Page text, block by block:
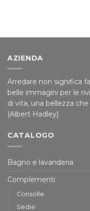
AZIENDA
Arredare non significa
belle immagini per le
di vita, una bellezza che
(Albert Hadley)
CATALOGO
Bagno e lavanderia
Complementi
Consolle
Sedie